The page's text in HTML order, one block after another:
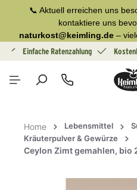
springen
📞 Aktuell erreichen uns
kontaktiere uns
naturkost@keimling.de–
Einfache Ratenzahlung
Home Lebensmittel
Kräuterpulver & Gewürze
Ceylon Zimt gemahlen, bio